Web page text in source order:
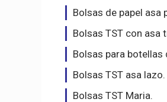
Bolsas de papel asa
Bolsas TST con asa
Bolsas para botellas
Bolsas TST asa lazo.
Bolsas TST Maria.